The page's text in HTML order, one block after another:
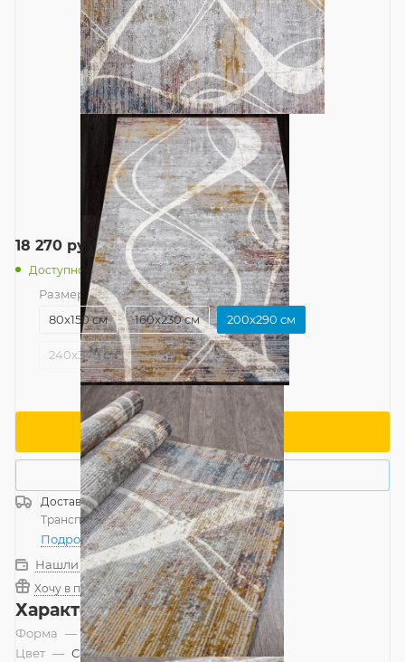
18 270 руб./шт
Доступно: 10
Размер — 200x290 см
80x150 см
160x230 см 200x290 см
240x340 см
В корзину
Купить в 1 клик
ДоставкаРоссия
Транспортной компанией—бесплатно
Подробнее
Нашли дешевле?
Хочу в подарок
Характеристики
Форма — Прямоугольник
Цвет — Серый